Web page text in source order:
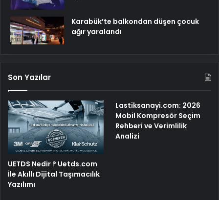
Karabük’te balkondan düşen çocuk
ağır yaralandı
Son Yazılar
UETDS Nedir ? Uetds.com
İle Akıllı Dijital Taşımacılık
Yazılımı
Lastiksanayi.com: 2026
Mobil Kompresör Seçim
Rehberi ve Verimlilik
Analizi